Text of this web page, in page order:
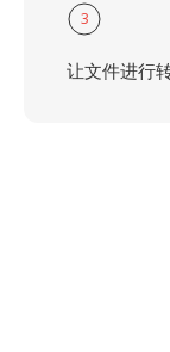
3
让文件进行